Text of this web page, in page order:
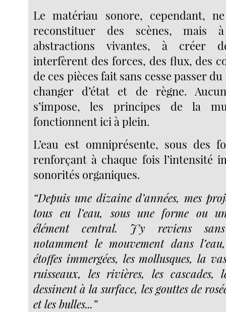
Le matériau sonore, cependant,
reconstituer des scènes, mais
abstractions vivantes, à créer
interfèrent des forces, des flux, des
de ces pièces fait sans cesse passer
changer d’état et de règne.
s’impose, les principes de la
fonctionnent ici à plein.
L’eau est omniprésente, sous des
renforçant à chaque fois l’intensité
sonorités organiques.
“Depuis une dizaine d’années, mes
tous eu l’eau, sous une forme ou
élément central. J’y reviens
notamment le mouvement dans
étoffes immergées, les mollusques, la
ruisseaux, les rivières, les cascades,
dessinent à la surface, les gouttes de
et les bulles...”